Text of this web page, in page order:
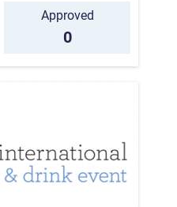
Approved
0